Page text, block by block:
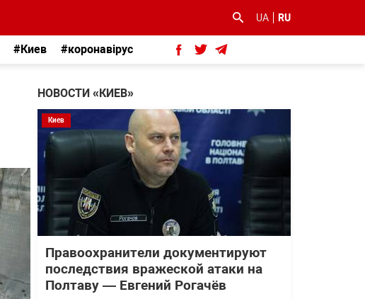
UA RU
#Киев #коронавірус
НОВОСТИ «КИЕВ»
Киев
Правоохранители документируют
последствия вражеской атаки на
Полтаву — Евгений Рогачёв